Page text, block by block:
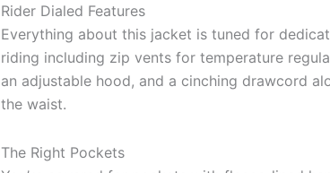
Rider Dialed Features
Everything about this jacket is tuned for
riding including zip vents for temperature
an adjustable hood, and a cinching drawcord
the waist.
The Right Pockets